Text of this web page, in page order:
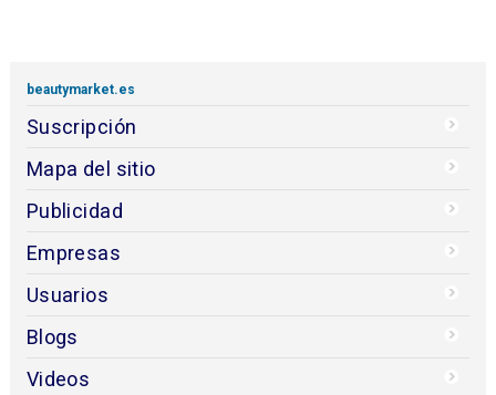
beautymarket.es
Suscripción
Mapa del sitio
Publicidad
Empresas
Usuarios
Blogs
Videos